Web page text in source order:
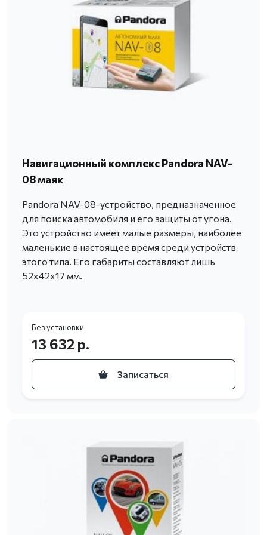
Навигационный комплекс Pandora NAV-
08 маяк
Pandora NAV-08-устройство, предназначенное
для поиска автомобиля и его защиты от угона.
Это устройство имеет малые размеры, наиболее
маленькие в настоящее время среди устройств
этого типа. Его габариты составляют лишь
52х42х17 мм.
Без установки
13 632 р.
Записаться